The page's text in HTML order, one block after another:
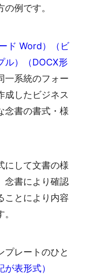
例です。
ド Word）（ビ
ル）（DOCX形
一系統のフォー
成したビジネス
念書の書式・様
にして文書の様
念書により確認
ことにより内容
プレートのひと
表形式）